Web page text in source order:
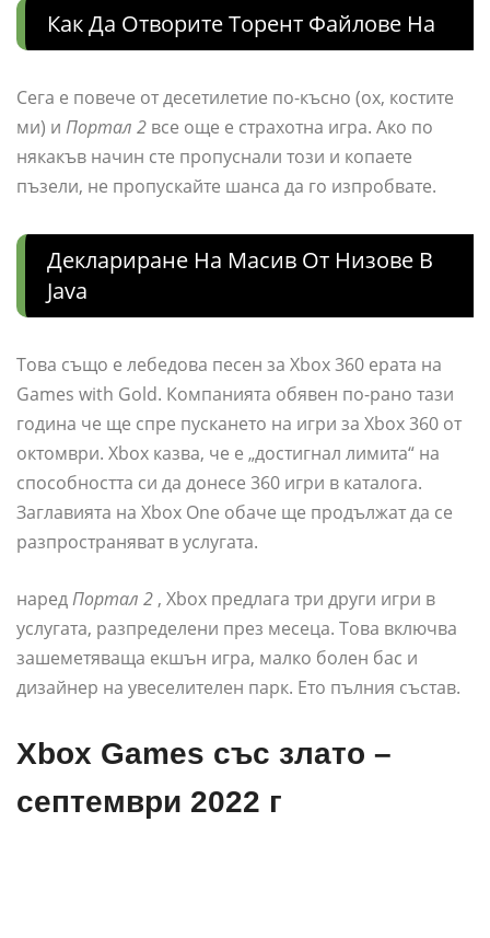
Как Да Отворите Торент Файлове На
Сега е повече от десетилетие по-късно (ох, костите
ми) и Портал 2 все още е страхотна игра. Ако по
някакъв начин сте пропуснали този и копаете
пъзели, не пропускайте шанса да го изпробвате.
Деклариране На Масив От Низове В
Java
Това също е лебедова песен за Xbox 360 ерата на
Games with Gold. Компанията обявен по-рано тази
година че ще спре пускането на игри за Xbox 360 от
октомври. Xbox казва, че е „достигнал лимита“ на
способността си да донесе 360 игри в каталога.
Заглавията на Xbox One обаче ще продължат да се
разпространяват в услугата.
наредПортал 2 , Xbox предлага три други игри в
услугата, разпределени през месеца. Това включва
зашеметяваща екшън игра, малко болен бас и
дизайнер на увеселителен парк. Ето пълния състав.
Xbox Games със злато –
септември 2022 г